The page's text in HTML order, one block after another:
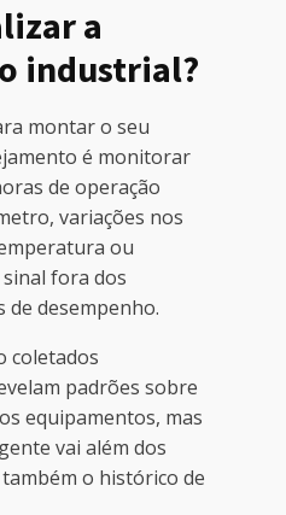
a
industrial?
montar o seu
é monitorar
de operação
variações nos
ou
fora dos
desempenho.
coletados
padrões sobre
equipamentos, mas
vai além dos
o histórico de